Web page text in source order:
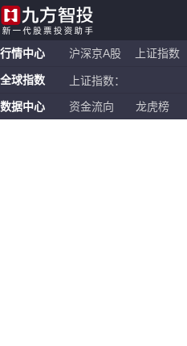
行情中心 沪深京A股 上证指数
全球指数 上证指数：
恒生指数：
数据中心 资金流向 龙虎榜